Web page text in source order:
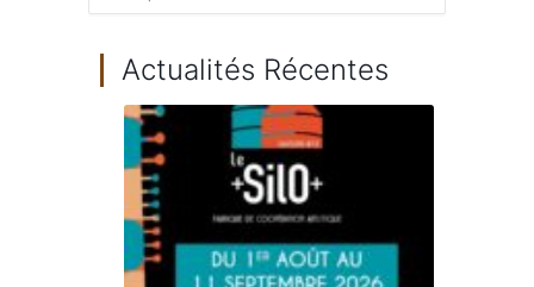
Actualités Récentes